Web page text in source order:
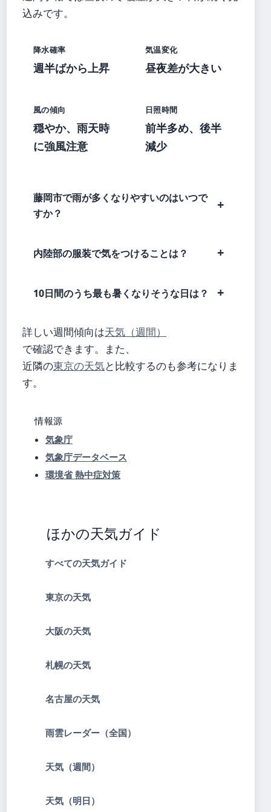
込みです。
降水確率
週半ばから上昇
気温変化
昼夜差が大きい
風の傾向
穏やか、雨天時
に強風注意
日照時間
前半多め、後半
減少
藤岡市で雨が多くなりやすいのはいつで
すか？
内陸部の服装で気をつけることは？
10日間のうち最も暑くなりそうな日は？
詳しい週間傾向は天気（週間）
で確認できます。また、
近隣の東京の天気と比較するのも参考になりま
す。
情報源
気象庁
気象庁データベース
環境省 熱中症対策
ほかの天気ガイド
すべての天気ガイド
東京の天気
大阪の天気
札幌の天気
名古屋の天気
雨雲レーダー（全国）
天気（週間）
天気（明日）